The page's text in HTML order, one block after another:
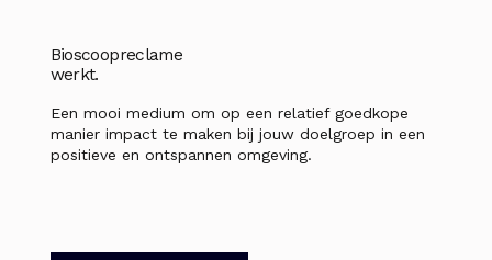
Bioscoopreclame
werkt.
Een mooi medium om op een relatief goedkope
manier impact te maken bij jouw doelgroep in een
positieve en ontspannen omgeving.